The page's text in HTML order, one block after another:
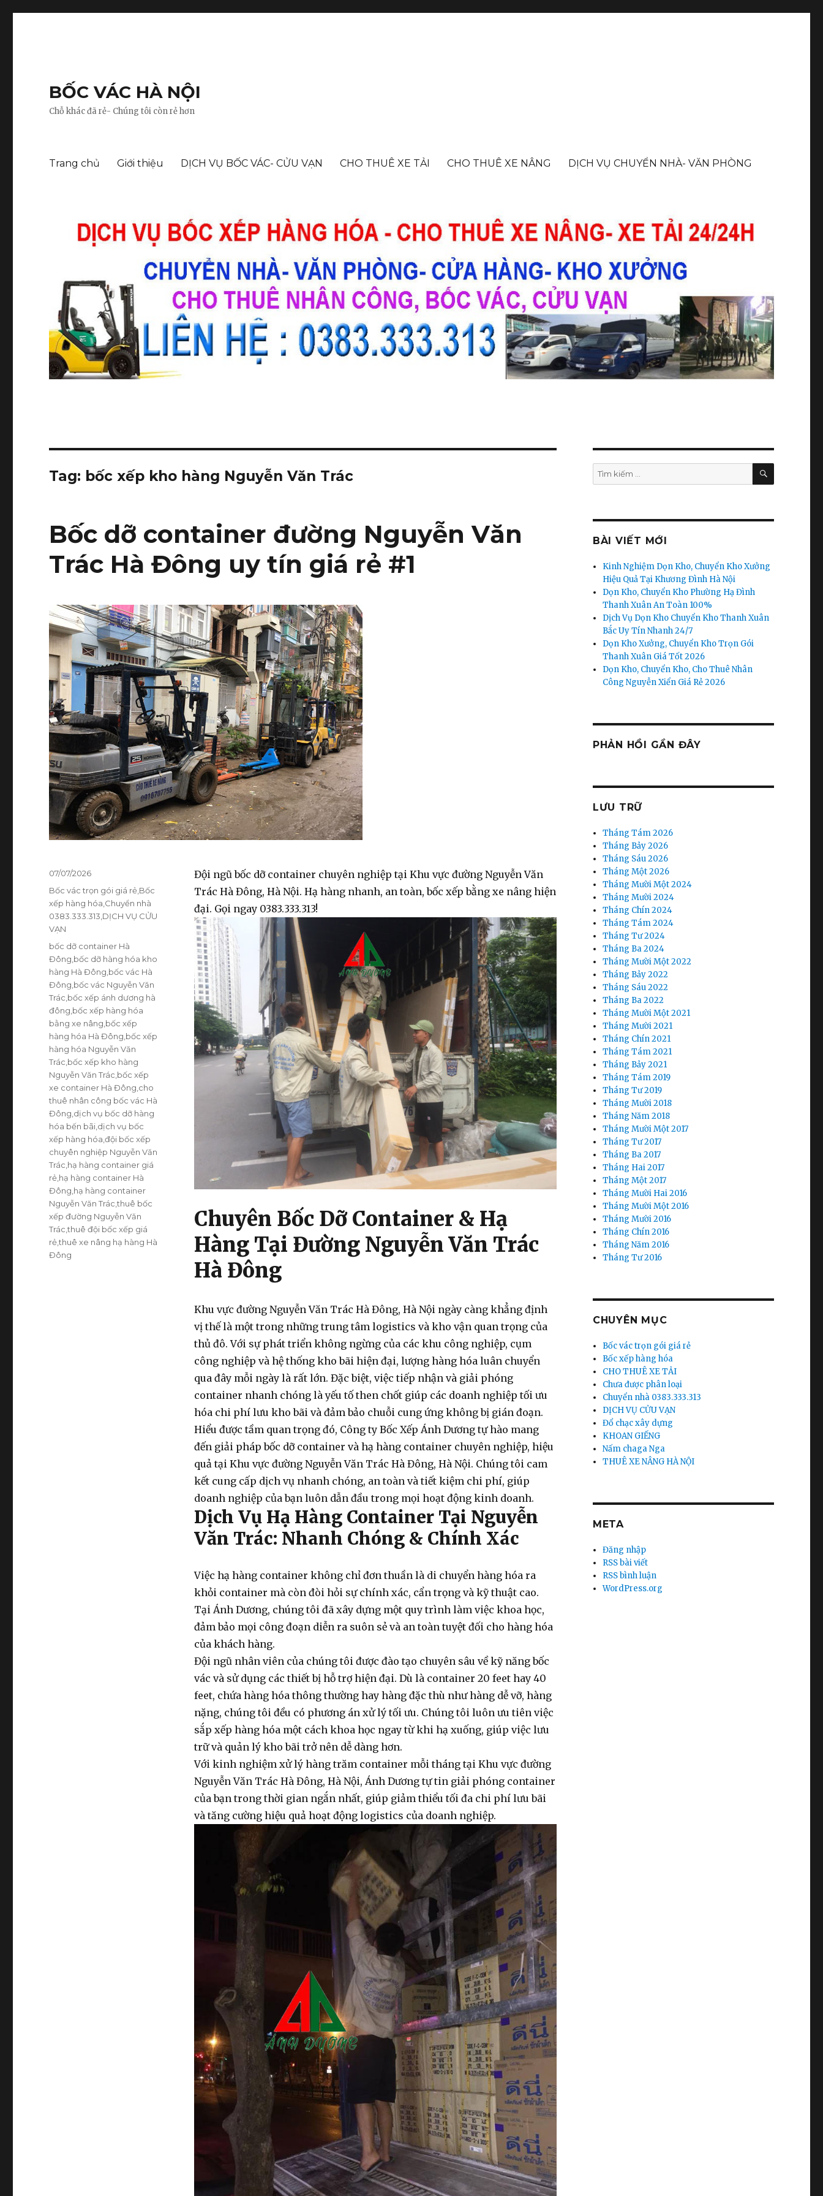
BỐC VÁC HÀ NỘI
Chỗ khác đã rẻ- Chúng tôi còn rẻ hơn
Trang chủ Giới thiệu DỊCH VỤ BỐC VÁC- CỬU VẠN CHO THUÊ XE TẢI CHO THUÊ XE NÂNG DỊCH VỤ CHUYỂN NHÀ- VĂN PHÒNG
Tag: bốc xếp kho hàng Nguyễn Văn Trác
Bốc dỡ container đường Nguyễn Văn
Trác Hà Đông uy tín giá rẻ #1
Đội ngũ bốc dỡ container chuyên nghiệp tại Khu vực đường Nguyễn Văn
Trác Hà Đông, Hà Nội. Hạ hàng nhanh, an toàn, bốc xếp bằng xe nâng hiện
đại. Gọi ngay 0383.333.313!
Chuyên Bốc Dỡ Container & Hạ
Hàng Tại Đường Nguyễn Văn Trác
Hà Đông
Khu vực đường Nguyễn Văn Trác Hà Đông, Hà Nội ngày càng khẳng định
vị thế là một trong những trung tâm logistics và kho vận quan trọng của
thủ đô. Với sự phát triển không ngừng của các khu công nghiệp, cụm
công nghiệp và hệ thống kho bãi hiện đại, lượng hàng hóa luân chuyển
qua đây mỗi ngày là rất lớn. Đặc biệt, việc tiếp nhận và giải phóng
container nhanh chóng là yếu tố then chốt giúp các doanh nghiệp tối ưu
hóa chi phí lưu kho bãi và đảm bảo chuỗi cung ứng không bị gián đoạn.
Hiểu được tầm quan trọng đó, Công ty Bốc Xếp Ánh Dương tự hào mang
đến giải phápbốc dỡ container và hạ hàng container chuyên nghiệp, hiệu
quả tại Khu vực đường Nguyễn Văn Trác Hà Đông, Hà Nội. Chúng tôi cam
kết cung cấp dịch vụ nhanh chóng, an toàn và tiết kiệm chi phí, giúp
doanh nghiệp của bạn luôn dẫn đầu trong mọi hoạt động kinh doanh.
Dịch Vụ Hạ Hàng Container Tại Nguyễn
Văn Trác: Nhanh Chóng & Chính Xác
Việc hạ hàng container không chỉ đơn thuần là di chuyển hàng hóa ra
khỏi container mà còn đòi hỏi sự chính xác, cẩn trọng và kỹ thuật cao.
Tại Ánh Dương, chúng tôi đã xây dựng một quy trình làm việc khoa học,
đảm bảo mọi công đoạn diễn ra suôn sẻ và an toàn tuyệt đối cho hàng hóa
của khách hàng.
Đội ngũ nhân viên của chúng tôi được đào tạo chuyên sâu về kỹ năngbốc
vác và sử dụng các thiết bị hỗ trợ hiện đại. Dù là container 20 feet hay 40
feet, chứa hàng hóa thông thường hay hàng đặc thù như hàng dễ vỡ, hàng
nặng, chúng tôi đều có phương án xử lý tối ưu. Chúng tôi luôn ưu tiên việc
sắp xếp hàng hóa một cách khoa học ngay từ khi hạ xuống, giúp việc lưu
trữ và quản lý kho bãi trở nên dễ dàng hơn.
Với kinh nghiệm xử lý hàng trăm container mỗi tháng tại Khu vực đường
Nguyễn Văn Trác Hà Đông, Hà Nội, Ánh Dương tự tin giải phóng container
của bạn trong thời gian ngắn nhất, giúp giảm thiểu tối đa chi phí lưu bãi
và tăng cường hiệu quả hoạt động logistics của doanh nghiệp.
Đăng
vào
ngày
07/07/2026
Danh
mục
Bốc vác trọn gói giá rẻ Bốc
xếp hàng hóa Chuyển nhà
0383.333.313 DỊCH VỤ CỬU
VẠN
Thẻ
bốc dỡ container Hà
Đông bốc dỡ hàng hóa kho
hàng Hà Đông bốc vác Hà
Đông bốc vác Nguyễn Văn
Trác bốc xếp ánh dương hà
đông bốc xếp hàng hóa
bằng xe nâng bốc xếp
hàng hóa Hà Đông bốc xếp
hàng hóa Nguyễn Văn
Trác bốc xếp kho hàng
Nguyễn Văn Trác bốc xếp
xe container Hà Đông cho
thuê nhân công bốc vác Hà
Đông dịch vụ bốc dỡ hàng
hóa bến bãi dịch vụ bốc
xếp hàng hóa ,đội bốc xếp
chuyên nghiệp Nguyễn Văn
Trác hạ hàng container giá
rẻ hạ hàng container Hà
Đông hạ hàng container
Nguyễn Văn Trác ,thuê bốc
xếp đường Nguyễn Văn
Trác ,thuê đội bốc xếp giá
rẻ,thuê xe nâng hạ hàng Hà
Đông
Tìm
kiếm:
TÌM
BÀI VIẾT MỚI
Kinh Nghiệm Dọn Kho, Chuyển Kho Xưởng
Hiệu Quả Tại Khương Đình Hà Nội
Dọn Kho, Chuyển Kho Phường Hạ Đình
Thanh Xuân An Toàn 100%
Dịch Vụ Dọn Kho Chuyển Kho Thanh Xuân
Bắc Uy Tín Nhanh 24/7
Dọn Kho Xưởng, Chuyển Kho Trọn Gói
Thanh Xuân Giá Tốt 2026
Dọn Kho, Chuyển Kho, Cho Thuê Nhân
Công Nguyễn Xiển Giá Rẻ 2026
PHẢN HỒI GẦN ĐÂY
LƯU TRỮ
Tháng Tám 2026
Tháng Bảy 2026
Tháng Sáu 2026
Tháng Một 2026
Tháng Mười Một 2024
Tháng Mười 2024
Tháng Chín 2024
Tháng Tám 2024
Tháng Tư 2024
Tháng Ba 2024
Tháng Mười Một 2022
Tháng Bảy 2022
Tháng Sáu 2022
Tháng Ba 2022
Tháng Mười Một 2021
Tháng Mười 2021
Tháng Chín 2021
Tháng Tám 2021
Tháng Bảy 2021
Tháng Tám 2019
Tháng Tư 2019
Tháng Mười 2018
Tháng Năm 2018
Tháng Mười Một 2017
Tháng Tư 2017
Tháng Ba 2017
Tháng Hai 2017
Tháng Một 2017
Tháng Mười Hai 2016
Tháng Mười Một 2016
Tháng Mười 2016
Tháng Chín 2016
Tháng Năm 2016
Tháng Tư 2016
CHUYÊN MỤC
Bốc vác trọn gói giá rẻ
Bốc xếp hàng hóa
CHO THUÊ XE TẢI
Chưa được phân loại
Chuyển nhà 0383.333.313
DỊCH VỤ CỬU VẠN
Đổ chạc xây dựng
KHOAN GIẾNG
Nấm chaga Nga
THUÊ XE NÂNG HÀ NỘI
META
Đăng nhập
RSS bài viết
RSS bình luận
WordPress.org